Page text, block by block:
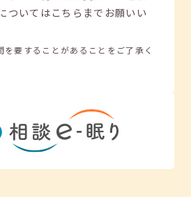
ついてはこちらまでお願いい
を要することがあることをご了承く